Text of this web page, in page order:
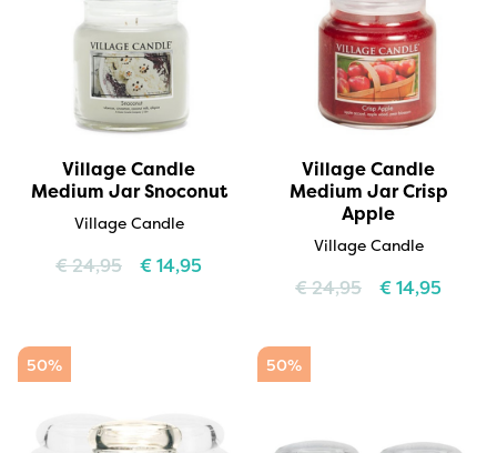
Village Candle
Medium Jar Snoconut
Village Candle
€24,95 €14,95
Village Candle
Medium Jar Crisp
Apple
Village Candle
€24,95 €14,95
50% 50%